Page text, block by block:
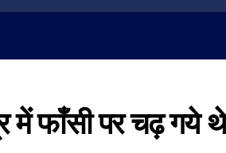
में फाँसी पर चढ़ गये थे